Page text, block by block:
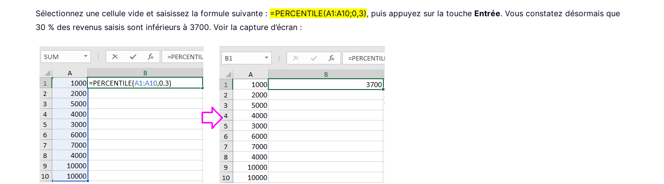
Sélectionnez une cellule vide et saisissez la formule suivante : =PERCENTILE(A1:A10;0,3), puis appuyez sur la touche Entrée. Vous constatez désormais que
30 % des revenus saisis sont inférieurs à 3700. Voir la capture d’écran :